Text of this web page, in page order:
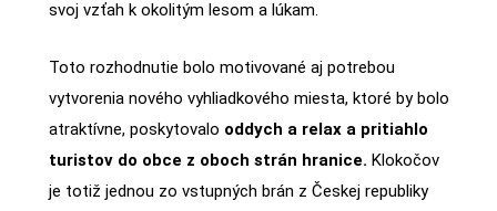
svoj vzťah k okolitým lesom a lúkam.
Toto rozhodnutie bolo motivované aj potrebou
vytvorenia nového vyhliadkového miesta, ktoré by bolo
atraktívne, poskytovalo oddych a relax a pritiahlo
turistov do obce z oboch strán hranice. Klokočov
je totiž jednou zo vstupných brán z Českej republiky